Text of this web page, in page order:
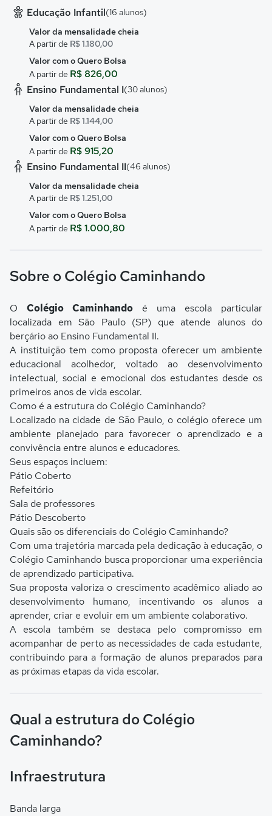
Educação Infantil(16 alunos)
Valor da mensalidade cheia
A partir de R$ 1.180,00
Valor com o Quero Bolsa
A partir de R$ 826,00
Ensino Fundamental I(30 alunos)
Valor da mensalidade cheia
A partir de R$ 1.144,00
Valor com o Quero Bolsa
A partir de R$ 915,20
Ensino Fundamental II(46 alunos)
Valor da mensalidade cheia
A partir de R$ 1.251,00
Valor com o Quero Bolsa
A partir de R$ 1.000,80
Sobre o Colégio Caminhando
O Colégio Caminhando é uma escola particular
localizada em São Paulo (SP) que atende alunos do
berçário ao Ensino Fundamental II.
A instituição tem como proposta oferecer um ambiente
educacional acolhedor, voltado ao desenvolvimento
intelectual, social e emocional dos estudantes desde os
primeiros anos de vida escolar.
Como é a estrutura do Colégio Caminhando?
Localizado na cidade de São Paulo, o colégio oferece um
ambiente planejado para favorecer o aprendizado e a
convivência entre alunos e educadores.
Seus espaços incluem:
Pátio Coberto
Refeitório
Sala de professores
Pátio Descoberto
Quais são os diferenciais do Colégio Caminhando?
Com uma trajetória marcada pela dedicação à educação, o
Colégio Caminhando busca proporcionar uma experiência
de aprendizado participativa.
Sua proposta valoriza o crescimento acadêmico aliado ao
desenvolvimento humano, incentivando os alunos a
aprender, criar e evoluir em um ambiente colaborativo.
A escola também se destaca pelo compromisso em
acompanhar de perto as necessidades de cada estudante,
contribuindo para a formação de alunos preparados para
as próximas etapas da vida escolar.
Qual a estrutura do Colégio
Caminhando?
Infraestrutura
Banda larga